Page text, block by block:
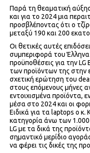
Παρά τη θεαματική
και για το 2024 μια
προσβλέποντας ότι ο
μεταξύ 190 και 200
Οι θετικές αυτές
συμπεριφορά του
προϋποθέσεις για την
των προϊόντων της στην
σχετική ερώτηση του
στους επόμενους μήνες
εντοιχισμένα προϊόντα,
μέσα στο 2024 και οι
Ειδικά για τα laptops ο κ.
κατηγορία άνω των 1.000
LG με τα δικά της
σημαντικό μερίδιο
να φέρει τις δικές της